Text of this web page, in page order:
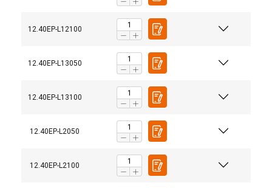
12.40EP-L12100
12.40EP-L13050
12.40EP-L13100
12.40EP-L2050
12.40EP-L2100